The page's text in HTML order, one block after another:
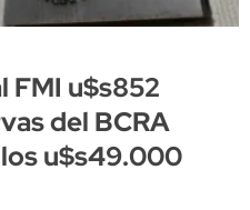
FMI u$s852
del BCRA
u$s49.000